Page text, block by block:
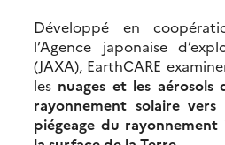
Développé en
l’Agence japonaise
(JAXA), EarthCARE
les nuages et les
rayonnement solaire vers
piégeage du